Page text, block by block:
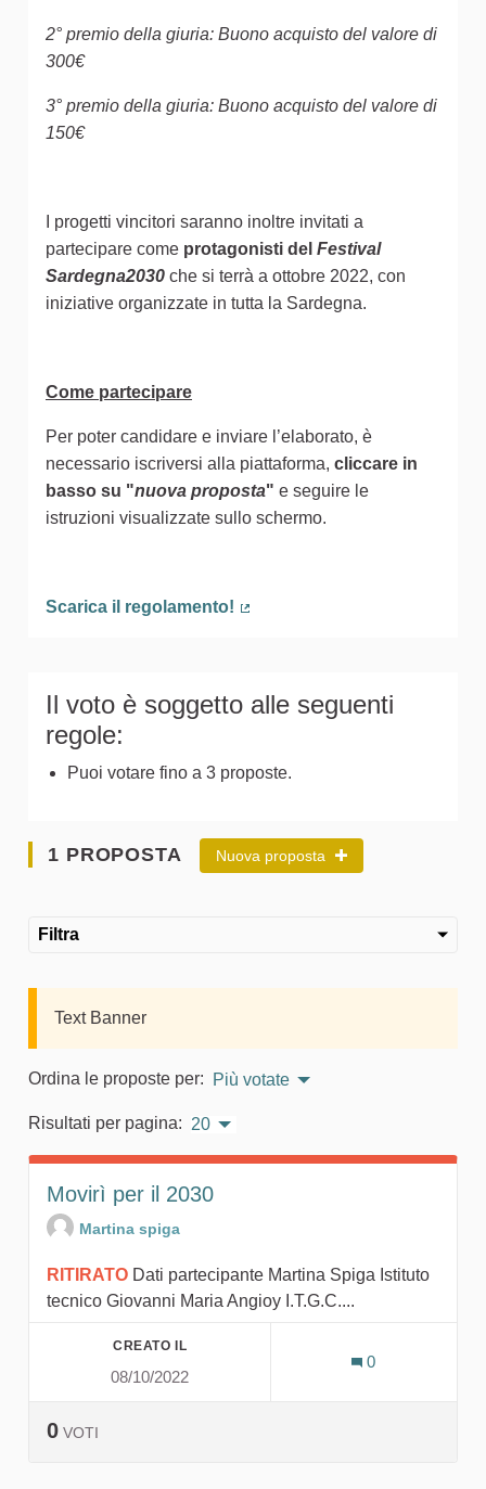
2° premio della giuria: Buono acquisto del valore di
300€
3° premio della giuria: Buono acquisto del valore di
150€
I progetti vincitori saranno inoltre invitati a
partecipare come protagonisti del Festival
Sardegna2030 che si terrà a ottobre 2022, con
iniziative organizzate in tutta la Sardegna.
Come partecipare
Per poter candidare e inviare l’elaborato, è
necessario iscriversi alla piattaforma, cliccare in
basso su "nuova proposta" e seguire le
istruzioni visualizzate sullo schermo.
Scarica il regolamento!
Il voto è soggetto alle seguenti
regole:
Puoi votare fino a 3 proposte.
1 PROPOSTA Nuova proposta
Filtra
Text Banner
Ordina le proposte per: Più votate
Risultati per pagina: 20
Movirì per il 2030
Martina spiga
RITIRATO Dati partecipante Martina Spiga Istituto
tecnico Giovanni Maria Angioy I.T.G.C....
CREATO IL
08/10/2022
0
0 VOTI